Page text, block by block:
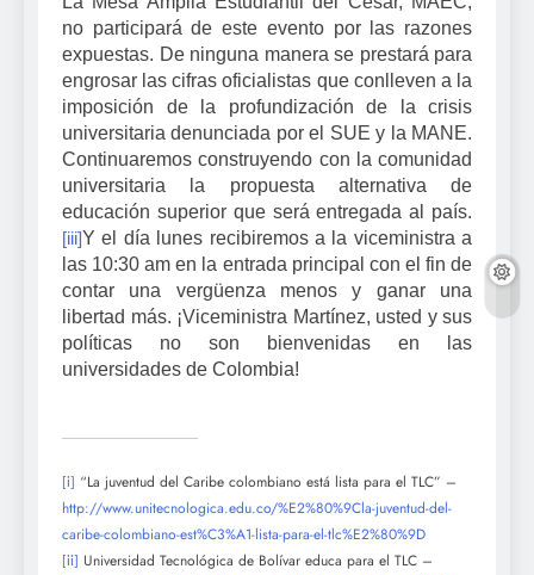
no participará de este evento por las razones
expuestas. De ninguna manera se prestará para
engrosar las cifras oficialistas que conlleven a la
imposición de la profundización de la crisis
universitaria denunciada por el SUE y la MANE.
Continuaremos construyendo con la comunidad
universitaria la propuesta alternativa de
educación superior que será entregada al país.
[iii]Y el día lunes recibiremos a la viceministra a
las 10:30 am en la entrada principal con el fin de
contar una vergüenza menos y ganar una
libertad más. ¡Viceministra Martínez, usted y sus
políticas no son bienvenidas en las
universidades de Colombia!
[i]
“La juventud del Caribe colombiano está lista para el TLC” –
http://www.unitecnologica.edu.co/%E2%80%9Cla-juventud-del-
caribe-colombiano-est%C3%A1-lista-para-el-tlc%E2%80%9D
[ii]
Universidad Tecnológica de Bolívar educa para el TLC –